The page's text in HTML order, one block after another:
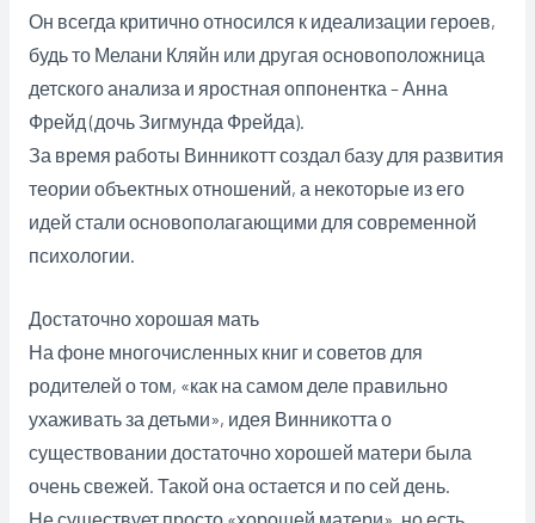
Он всегда критично относился к идеализации героев,
будь то Мелани Кляйн или другая основоположница
детского анализа и яростная оппонентка – Анна
Фрейд (дочь Зигмунда Фрейда).
За время работы Винникотт создал базу для развития
теории объектных отношений, а некоторые из его
идей стали основополагающими для современной
психологии.
Достаточно хорошая мать
На фоне многочисленных книг и советов для
родителей о том, «как на самом деле правильно
ухаживать за детьми», идея Винникотта о
существовании достаточно хорошей матери была
очень свежей. Такой она остается и по сей день.